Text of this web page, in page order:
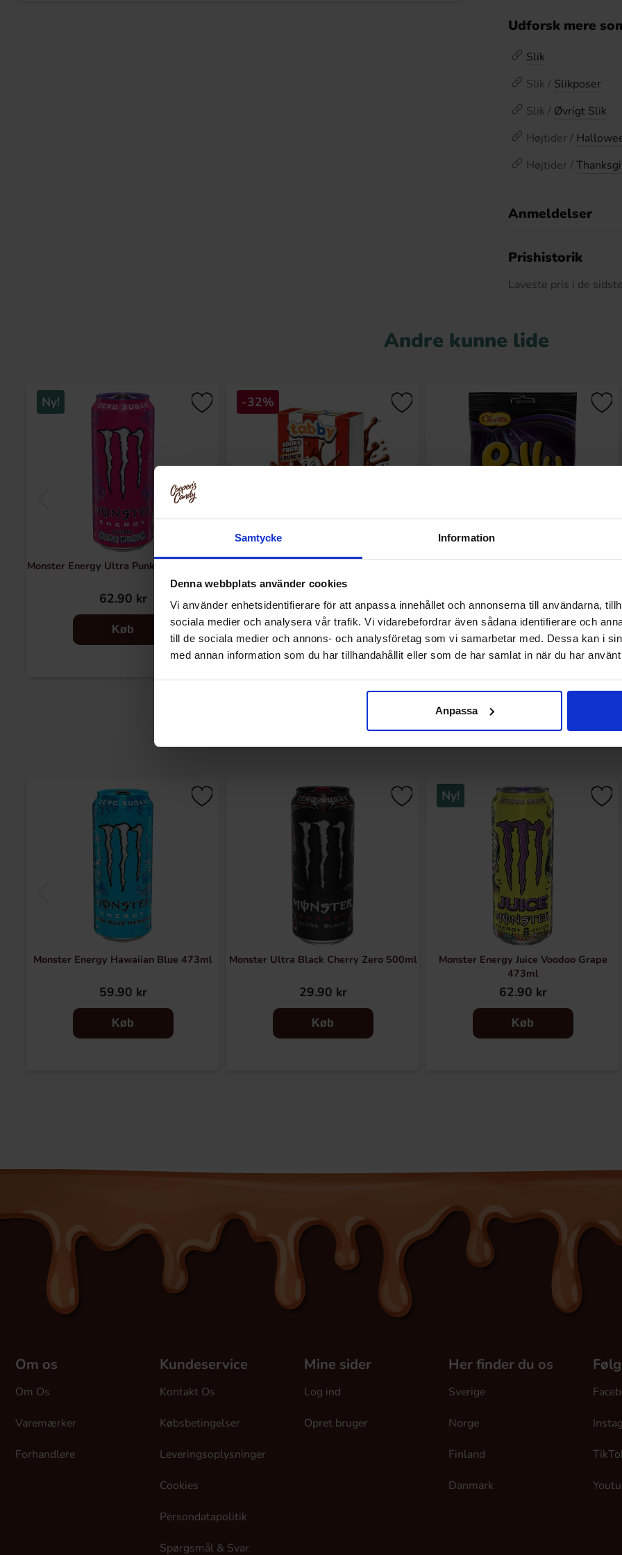
Samtycke Information
Denna webbplats använder cookies
Vi använder enhetsidentifierare för att anpassa innehållet och annonserna till användarna,
sociala medier och analysera vår trafik. Vi vidarebefordrar även sådana identifierare och
till de sociala medier och annons- och analysföretag som vi samarbetar med. Dessa kan i
med annan information som du har tillhandahållit eller som de har samlat in när du har
Anpassa
Udforsk mere
Slik
Slik / Slikposer
Slik / Øvrigt Slik
Højtider /
Højtider /
Anmeldelser
Prishistorik
Laveste pris i de
Andre kunne lide
Ny!
Monster Energy Ultra Punk Punch 473ml
62.90 kr
Køb
-32%
24.90 kr 16.90 kr
Køb
24.90 kr
Køb
Sidst sete
Monster Energy Hawaiian Blue 473ml
59.90 kr
Køb
Monster Ultra Black Cherry Zero 500ml
29.90 kr
Køb
Ny!
Monster Energy Juice Voodoo Grape
473ml
62.90 kr
Køb
Om os
Om Os
Varemærker
Forhandlere
Kundeservice
Kontakt Os
Købsbetingelser
Leveringsoplysninger
Cookies
Persondatapolitik
Spørgsmål & Svar
Mine sider
Log ind
Opret bruger
Her finder du os
Sverige
Norge
Finland
Danmark